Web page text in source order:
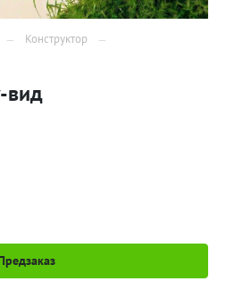
Конструктор
вид